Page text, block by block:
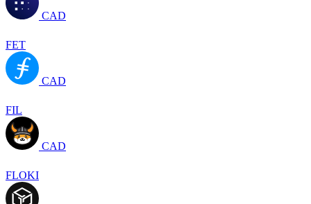
CAD
FET
CAD
FIL
CAD
FLOKI